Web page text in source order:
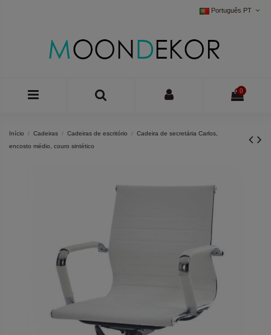
Português PT
0
Início Cadeiras Cadeiras de escritório
Cadeira de secretária Carlos,
encosto médio, couro sintético